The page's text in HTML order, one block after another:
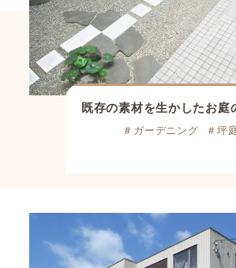
既存の素材を生かしたお庭
＃ガーデニング ＃坪